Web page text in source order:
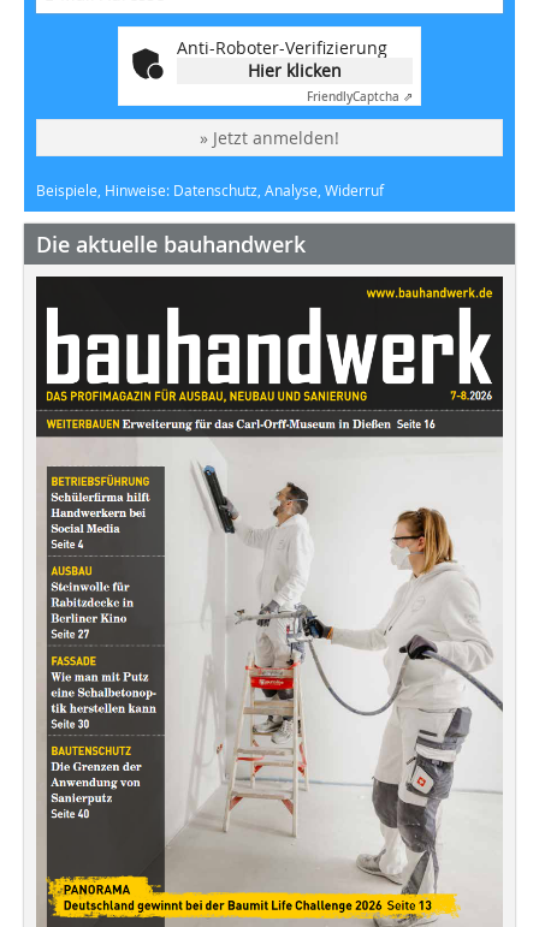
Anti-Roboter-Verifizierung
Hier klicken
FriendlyCaptcha ⇗
» Jetzt anmelden!
Beispiele, Hinweise: Datenschutz, Analyse, Widerruf
Die aktuelle bauhandwerk